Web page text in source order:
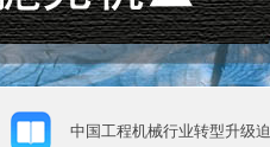
工程机械行业六大骗局
日本农业机械真的甩中国几
我国工程机械出口企业需要